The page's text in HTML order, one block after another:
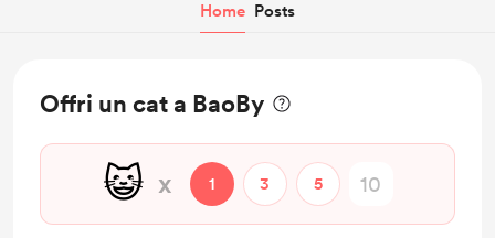
Home Posts
Offri un cat a BaoBy
😺 x 1 3 5